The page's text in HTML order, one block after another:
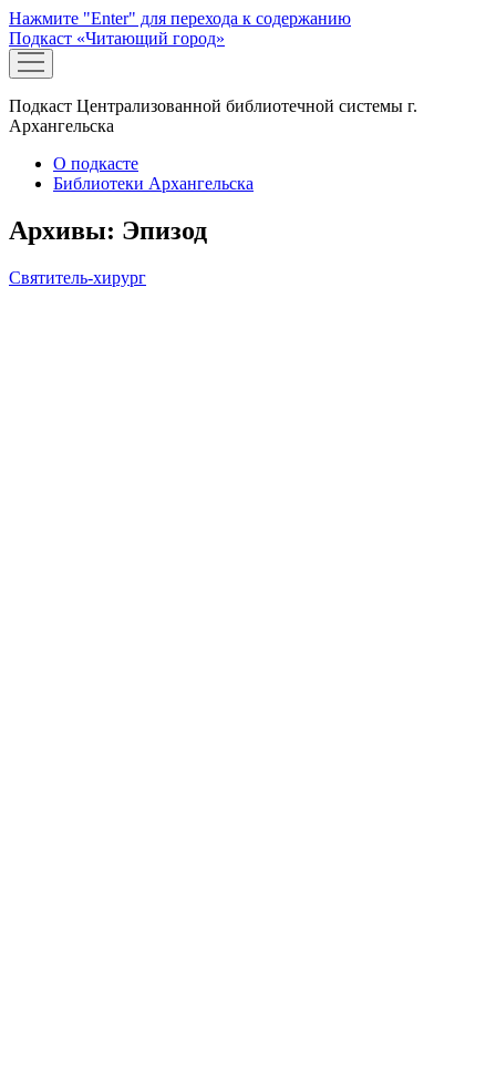
Нажмите "Enter" для перехода к содержанию
Подкаст «Читающий город»
открыть
меню
Подкаст Централизованной библиотечной системы г.
Архангельска
О подкасте
Библиотеки Архангельска
Архивы: Эпизод
Святитель-хирург